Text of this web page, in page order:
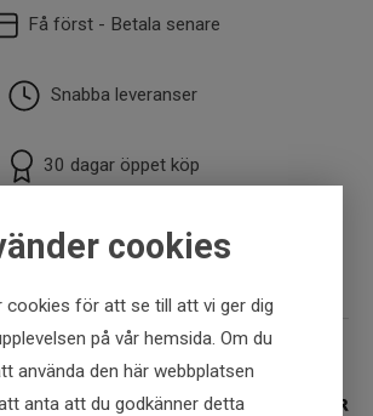
cookies
cookies för att se till att vi ger dig
på vår hemsida. Om du
använda den här webbplatsen
anta att du godkänner detta
Få först - Betala senare
Snabba leveranser
30 dagar öppet köp
Fysisk butik